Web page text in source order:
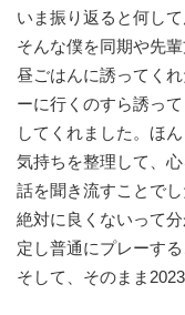
いま振り返ると何して
そんな僕を同期や先
昼ごはんに誘ってく
ーに行くのすら誘っ
してくれました。ほん
気持ちを整理して、
話を聞き流すことでし
絶対に良くないって
定し普通にプレーする
そして、そのまま